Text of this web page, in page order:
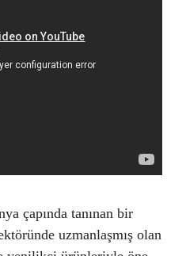
çapında tanınan bir
uzmanlaşmış olan